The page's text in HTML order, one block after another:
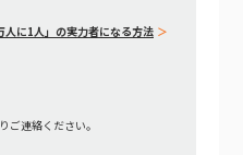
に1人」の実力者になる方法
ご連絡ください。